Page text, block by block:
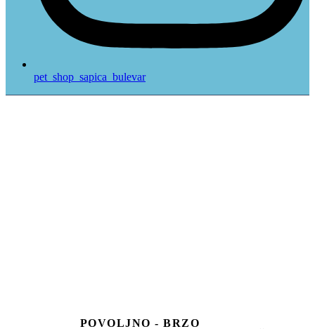
pet_shop_sapica_bulevar
POVOLJNO - BRZO